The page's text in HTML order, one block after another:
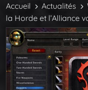
Accueil Actualités
la Horde et l’Alliance